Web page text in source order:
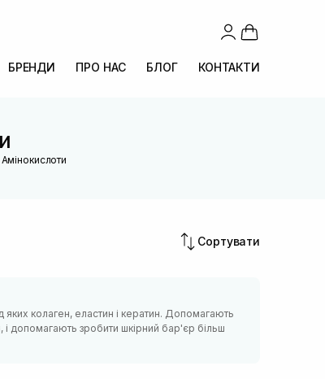
БРЕНДИ ПРО НАС БЛОГ КОНТАКТИ
Сортувати
яких колаген, еластин і кератин. Допомагають
допомагають зробити шкірний бар'єр більш